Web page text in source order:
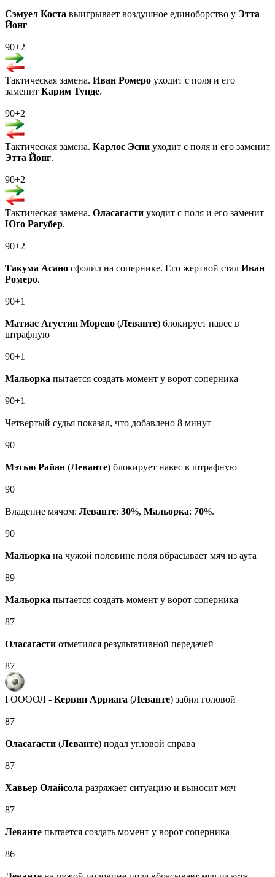
Сэмуел Коста выигрывает воздушное единоборство у Этта
Йонг
90+2
Тактическая замена. Иван Ромеро уходит с поля и его
заменит Карим Тунде.
90+2
Тактическая замена. Карлос Эспи уходит с поля и его заменит
Этта Йонг.
90+2
Тактическая замена. Оласагасти уходит с поля и его заменит
Юго Рагубер.
90+2
Такума Асано сфолил на сопернике. Его жертвой стал Иван
Ромеро.
90+1
Матиас Агустин Морено (Леванте) блокирует навес в
штрафную
90+1
Мальорка пытается создать момент у ворот соперника
90+1
Четвертый судья показал, что добавлено 8 минут
90
Мэтью Райан (Леванте) блокирует навес в штрафную
90
Владение мячом: Леванте: 30%, Мальорка: 70%.
90
Мальорка на чужой половине поля вбрасывает мяч из аута
89
Мальорка пытается создать момент у ворот соперника
87
Оласагасти отметился результативной передачей
87
ГООООЛ - Кервин Арриага (Леванте) забил головой
87
Оласагасти (Леванте) подал угловой справа
87
Хавьер Олайсола разряжает ситуацию и выносит мяч
87
Леванте пытается создать момент у ворот соперника
86